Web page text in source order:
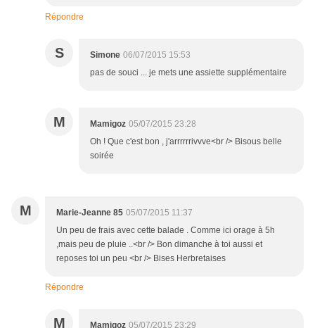
Répondre
S Simone 06/07/2015 15:53
pas de souci ... je mets une assiette supplémentaire
M Mamigoz 05/07/2015 23:28
Oh ! Que c'est bon , j'arrrrrrivvve<br /> Bisous belle
soirée
M Marie-Jeanne 85 05/07/2015 11:37
Un peu de frais avec cette balade . Comme ici orage à 5h
,mais peu de pluie ..<br /> Bon dimanche à toi aussi et
reposes toi un peu <br /> Bises Herbretaises
Répondre
M Mamigoz 05/07/2015 23:29